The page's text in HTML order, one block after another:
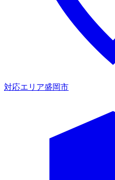
対応エリア盛岡市